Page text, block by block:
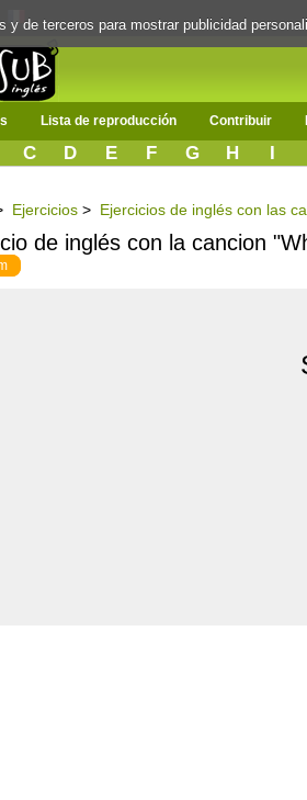
Lista de reproducción Contribuir
C D E F G H I
Ejercicios > Ejercicios de inglés con las
de inglés con la cancion
y de terceros para mostrar publicidad